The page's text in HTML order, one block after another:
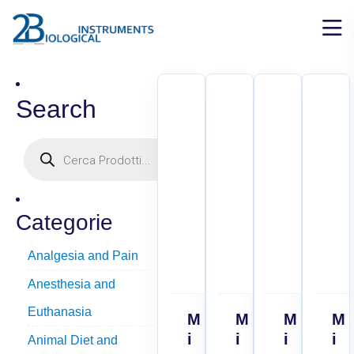
Search
Categorie
Analgesia and Pain
Anesthesia and
Euthanasia
Animal Diet and
M
i
M
i
M
i
M
i